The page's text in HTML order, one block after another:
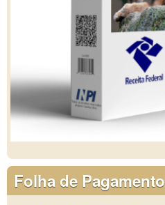
Folha de Pagamento